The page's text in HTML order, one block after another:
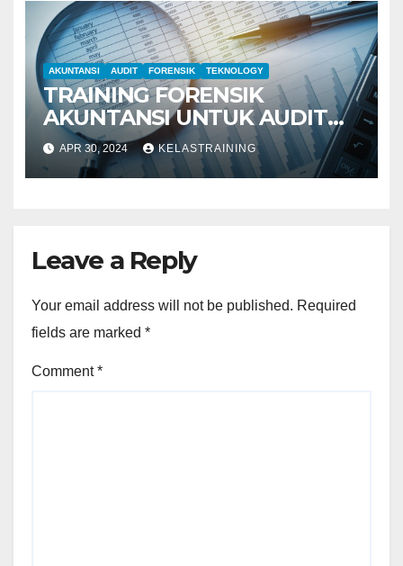
AKUNTANSI AUDIT FORENSIK TEKNOLOGY
TRAINING FORENSIK
AKUNTANSI UNTUK AUDIT
INVESTIGATIF
APR 30, 2024 KELASTRAINING
Leave a Reply
Your email address will not be published. Required
fields are marked *
Comment*